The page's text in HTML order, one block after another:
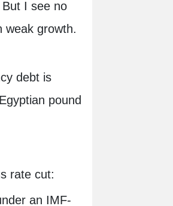
I see no
weak growth.
debt is
pound
rate cut:
an IMF-